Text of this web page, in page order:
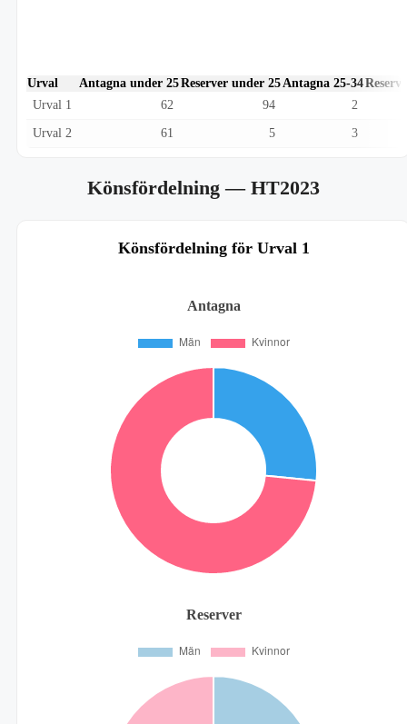
Urval Antagna under 25Reserver under 25Antagna 25-34
Urval 1
62 94 2
Urval 2 61 5 3
Könsfördelning— HT2023
Könsfördelning för Urval 1
Antagna
Reserver